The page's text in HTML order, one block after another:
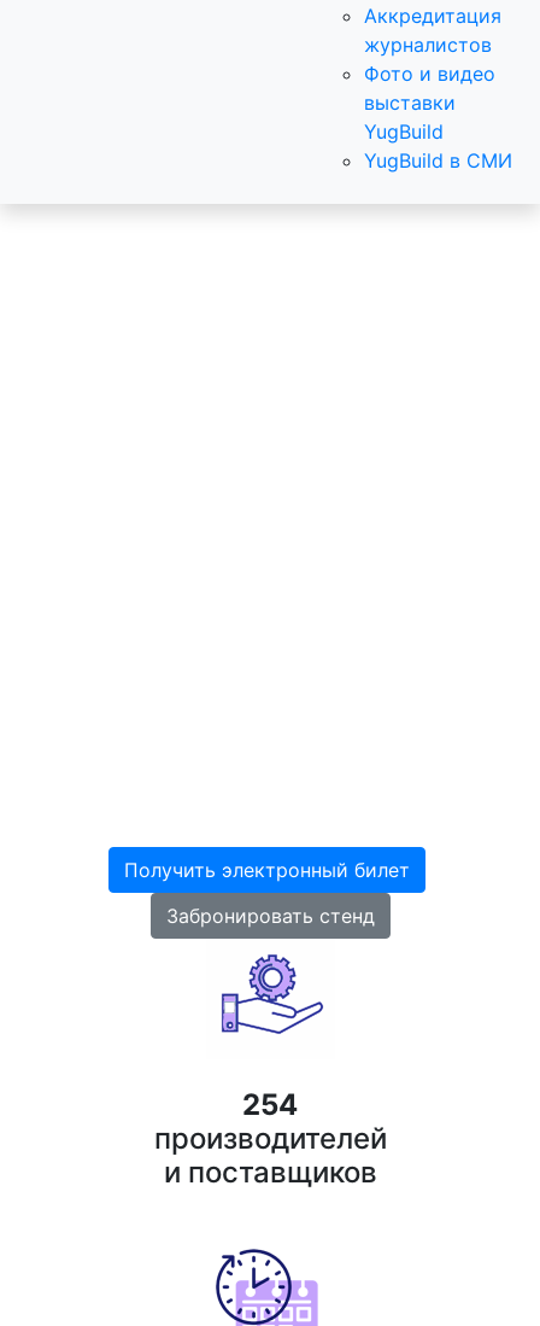
Аккредитация
журналистов
Фото и видео
выставки
YugBuild
YugBuild в СМИ
Получить электронный билет
Забронировать стенд
254
производителей
и поставщиков